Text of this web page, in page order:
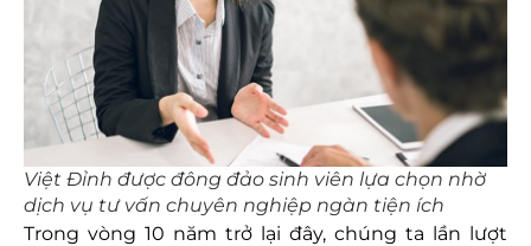
Việt Đỉnh được đông đảo sinh viên lựa chọn nhờ
dịch vụ tư vấn chuyên nghiệp ngàn tiện ích
Trong vòng 10 năm trở lại đây, chúng ta lần lượt